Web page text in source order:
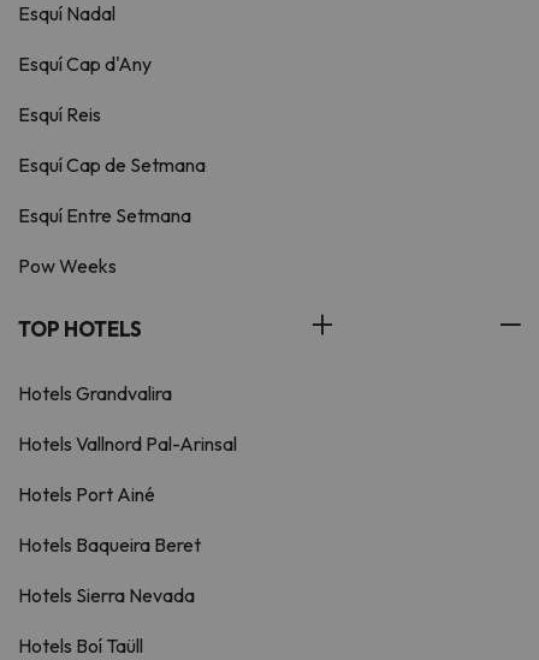
Esquí Nadal
Esquí Cap d'Any
Esquí Reis
Esquí Cap de Setmana
Esquí Entre Setmana
Pow Weeks
TOP HOTELS
Hotels Grandvalira
Hotels Vallnord Pal-Arinsal
Hotels Port Ainé
Hotels Baqueira Beret
Hotels Sierra Nevada
Hotels Boí Taüll